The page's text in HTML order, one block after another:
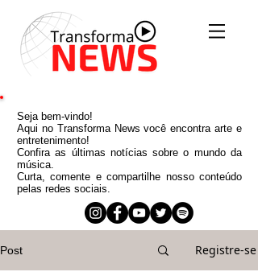
Seja bem-vindo!
Aqui no Transforma News você encontra arte e
entretenimento!
Confira as últimas notícias sobre o mundo da
música.
Curta, comente e compartilhe nosso conteúdo
pelas redes sociais.
Post Registre-se